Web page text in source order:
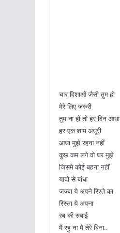
चार दिशाओं जैसी तुम हो
मेरे लिए जरुरी
तुम ना हो तो हर दिन आधा
हर एक शाम अधूरी
आधा मुझे रहना नहीं
कुछ कम लगे वो घर मुझे
जिसमे कोई बहना नहीं
यादो से बांधा
जज्बा ये अपने रिश्ते का
रिस्ता ये अपना
रब की रुबाई
मैं रहु ना मैं तेरे बिना..